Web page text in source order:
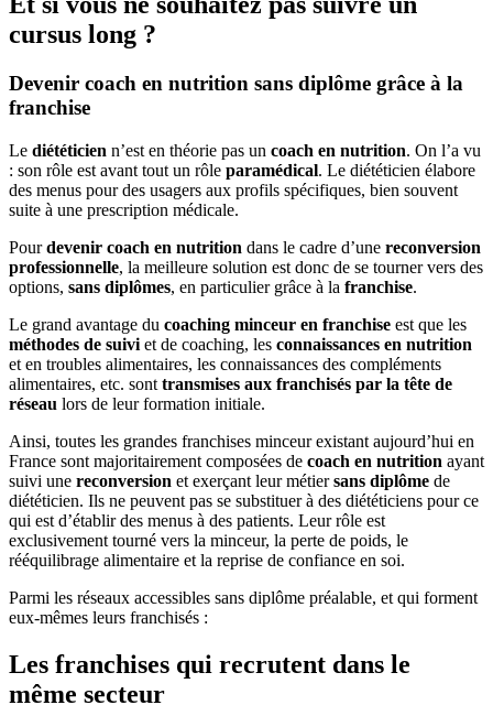
cursus long ?
Devenir coach en nutrition sans diplôme grâce à la
franchise
Le diététicien n’est en théorie pas un coach en nutrition. On l’a vu
: son rôle est avant tout un rôle paramédical. Le diététicien élabore
des menus pour des usagers aux profils spécifiques, bien souvent
suite à une prescription médicale.
Pourdevenir coach en nutrition dans le cadre d’une reconversion
professionnelle, la meilleure solution est donc de se tourner vers des
options, sans diplômes, en particulier grâce à la franchise.
Le grand avantage du coaching minceur en franchise est que les
méthodes de suivi et de coaching, les connaissances en nutrition
et en troubles alimentaires, les connaissances des compléments
alimentaires, etc. sont transmises aux franchisés par la tête de
réseau lors de leur formation initiale.
Ainsi, toutes les grandes franchises minceur existant aujourd’hui en
France sont majoritairement composées de coach en nutrition ayant
suivi une reconversion et exerçant leur métiersans diplôme de
diététicien. Ils ne peuvent pas se substituer à des diététiciens pour ce
qui est d’établir des menus à des patients. Leur rôle est
exclusivement tourné vers la minceur, la perte de poids, le
rééquilibrage alimentaire et la reprise de confiance en soi.
Parmi les réseaux accessibles sans diplôme préalable, et qui forment
eux-mêmes leurs franchisés :
Les franchises qui recrutent dans le
même secteur